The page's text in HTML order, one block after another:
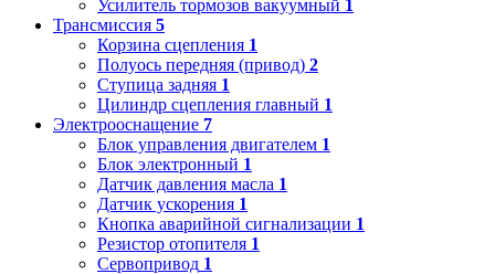
Усилитель тормозов вакуумный 1
Трансмиссия 5
Корзина сцепления 1
Полуось передняя (привод) 2
Ступица задняя 1
Цилиндр сцепления главный 1
Электрооснащение 7
Блок управления двигателем 1
Блок электронный 1
Датчик давления масла 1
Датчик ускорения 1
Кнопка аварийной сигнализации 1
Резистор отопителя 1
Сервопривод 1